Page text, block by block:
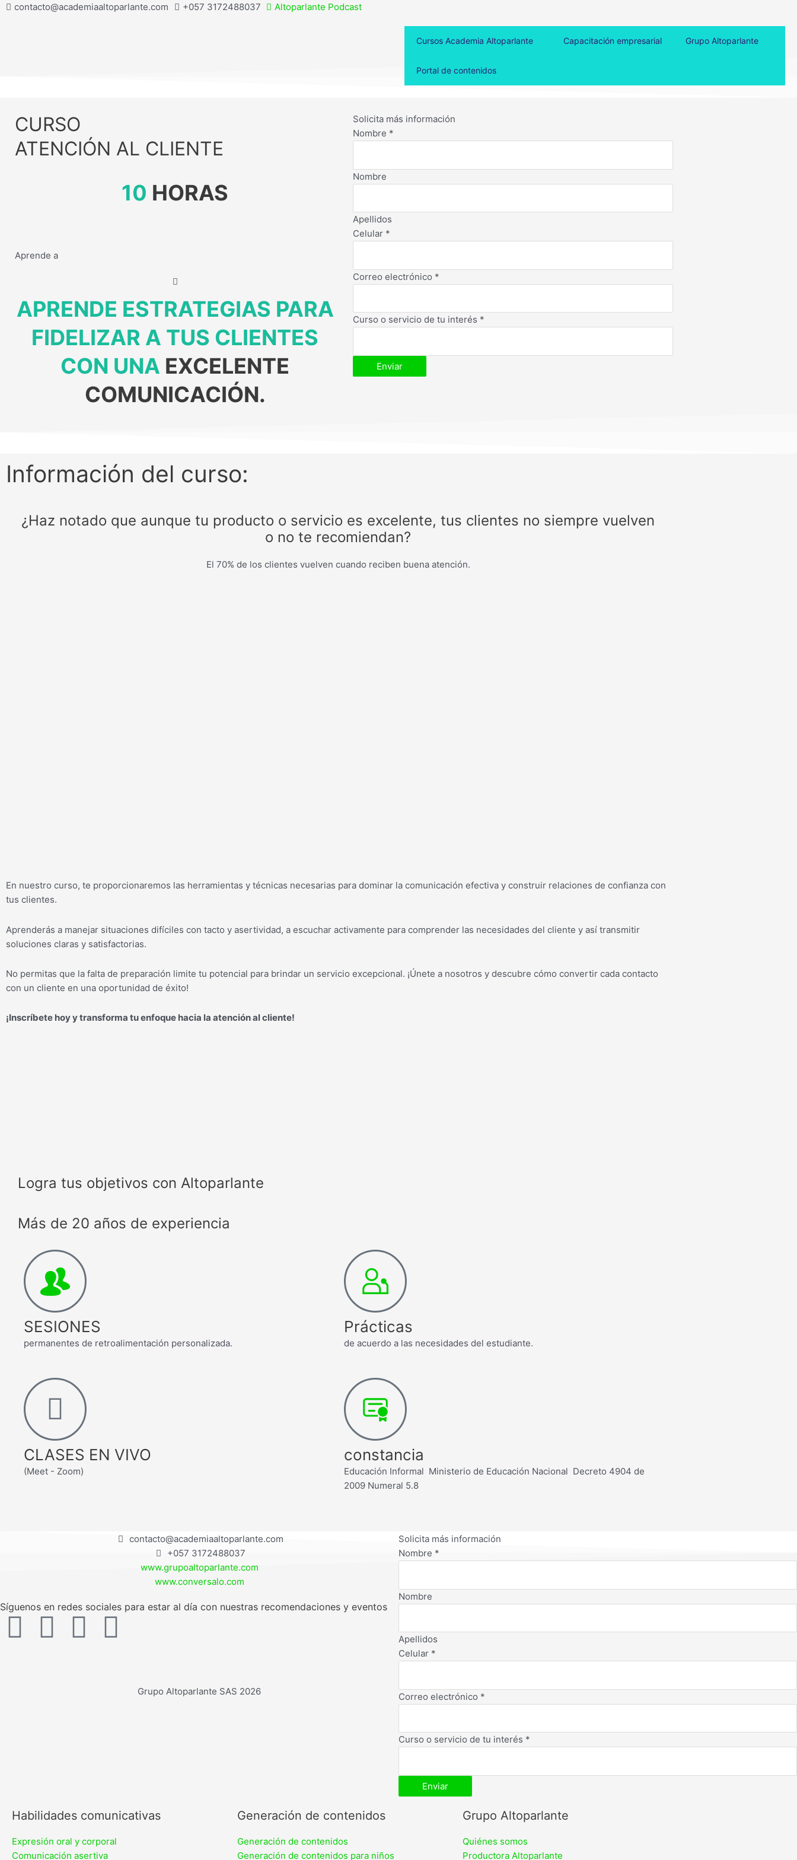
contacto@academiaaltoparlante.com +057 3172488037 Altoparlante Podcast
Cursos Academia Altoparlante Capacitación empresarial Grupo Altoparlante
Portal de contenidos
CURSO
ATENCIÓN AL CLIENTE
10 HORAS
Aprende a
APRENDE ESTRATEGIAS PARA
FIDELIZAR A TUS CLIENTES
CON UNA EXCELENTE
COMUNICACIÓN.
Solicita más información
Nombre *
Nombre
Apellidos
Celular *
Correo electrónico *
Curso o servicio de tu interés *
Enviar
Información del curso:
¿Haz notado que aunque tu producto o servicio es excelente, tus clientes no siempre vuelven
o no te recomiendan?
El 70% de los clientes vuelven cuando reciben buena atención.
En nuestro curso, te proporcionaremos las herramientas y técnicas necesarias para dominar la comunicación efectiva y construir relaciones de confianza con
tus clientes.
Aprenderás a manejar situaciones difíciles con tacto y asertividad, a escuchar activamente para comprender las necesidades del cliente y así transmitir
soluciones claras y satisfactorias.
No permitas que la falta de preparación limite tu potencial para brindar un servicio excepcional. ¡Únete a nosotros y descubre cómo convertir cada contacto
con un cliente en una oportunidad de éxito!
¡Inscríbete hoy y transforma tu enfoque hacia la atención al cliente!
Logra tus objetivos con Altoparlante
Más de 20 años de experiencia
SESIONES
permanentes de retroalimentación personalizada.
CLASES EN VIVO
(Meet - Zoom)
Prácticas
de acuerdo a las necesidades del estudiante.
constancia
Educación Informal Ministerio de Educación Nacional Decreto 4904 de
2009 Numeral 5.8
contacto@academiaaltoparlante.com
+057 3172488037
www.grupoaltoparlante.com
www.conversalo.com
Síguenos en redes sociales para estar al día con nuestras recomendaciones y eventos
F
o
k
I
r
a
Y
e
W
p
p
Grupo Altoparlante SAS 2026
Solicita más información
Nombre *
Nombre
Apellidos
Celular *
Correo electrónico *
Curso o servicio de tu interés *
Enviar
Habilidades comunicativas
Expresión oral y corporal
Comunicación asertiva
Generación de contenidos
Generación de contenidos
Generación de contenidos para niños
Grupo Altoparlante
Quiénes somos
Productora Altoparlante